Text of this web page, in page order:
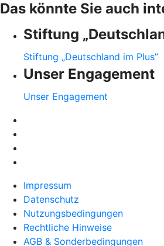
Das könnte Sie auch
Stiftung
Stiftung „Deutschland im Plus”
Unser Engagement
Unser Engagement
Impressum
Datenschutz
Nutzungsbedingungen
Rechtliche Hinweise
AGB & Sonderbedingungen